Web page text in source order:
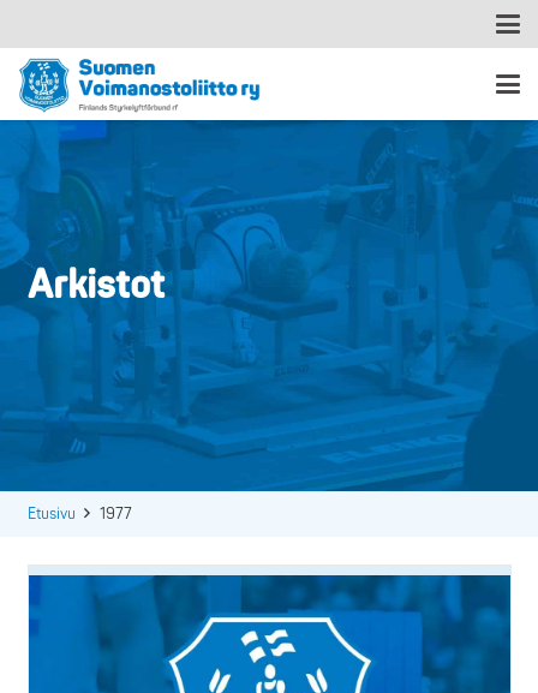
Arkistot
Etusivu 1977